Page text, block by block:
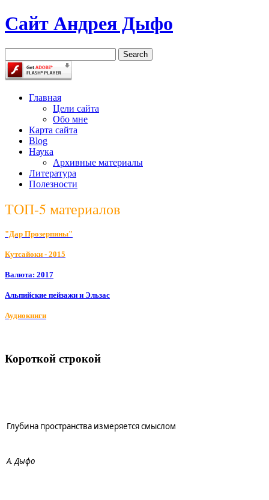
Сайт Андрея Дыфо
Главная
Цели сайта
Обо мне
Карта сайта
Blog
Наука
Архивные материалы
Литература
Полезности
ТОП-5 материалов
"Дар Прозерпины"
Кутсайоки - 2015
Валюта: 2017
Альпийские пейзажи и Эльзас
Аудиокниги
Короткой строкой
Глубина пространства измеряется смыслом
А. Дыфо